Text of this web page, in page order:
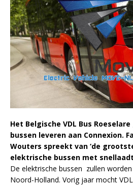
Het Belgische VDL Bus
bussen leveren aan Connexion.
Wouters spreekt van ‘de
elektrische bussen met
De elektrische bussen zullen
Noord-Holland. Vorig jaar mocht